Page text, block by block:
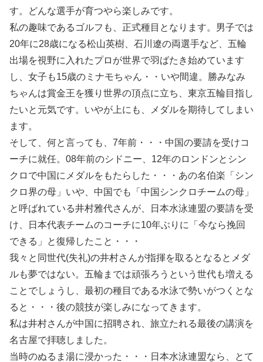
す。どんな選手が育つやら楽しみです。
私の趣味であるゴルフも、正式種目となります。男子では
20年に28歳になる松山英樹、石川遼の両選手など、五輪
出場を視野に入れたプロが世界で羽ばたき始めています
し、女子も15歳のミナモちゃん・・いや間違。勝みなみ
ちゃんは賞金王を獲り世界の頂点に立ち、東京五輪目指し
たいと元気です。いやが上にも、メダルを期待してしまい
ます。
そして、何と言っても、7年前・・・中国の要請を受けコ
ーチに就任。08年前のシドニー、12年のロンドンとシン
クロで中国にメダルをもたらした・・・あの名伯楽「シン
クロ界の母」いや、中国でも「中国シンクロチームの母」
と呼ばれている井村雅代さんが、日本水泳連盟の要請を受
け、日本代表チームのコーチに10年ぶりに「今なら挽回
できる」と復帰したこと・・・
我々と同世代(失礼)の井村さんが指揮を取るとなるとメダ
ルも夢ではない。五輪までは頑張ろうという世代も増える
ことでしょうし、最初の種目である水泳で勢いがつくとな
ると・・・後の競技が楽しみになってきます。
私は井村さんが中国に招聘され、旅立たれる最後の講演を
名古屋で拝聴しました。
当時のぬるま湯に浸かった・・・日本水泳連盟なら、とて